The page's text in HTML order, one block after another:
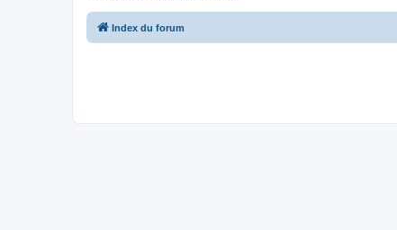
Index du forum